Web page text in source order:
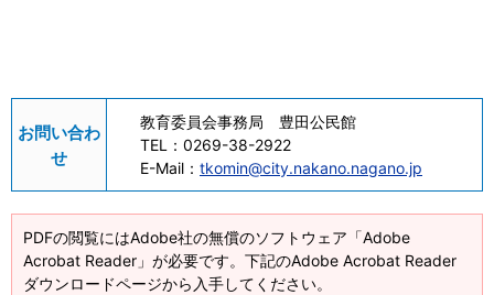
お問い合わ
せ
教育委員会事務局 豊田公民館
TEL： 0269-38-2922
E-Mail： tkomin@city.nakano.nagano.jp
PDFの閲覧にはAdobe社の無償のソフトウェア「Adobe
Acrobat Reader」が必要です。下記のAdobe Acrobat Reader
ダウンロードページから入手してください。